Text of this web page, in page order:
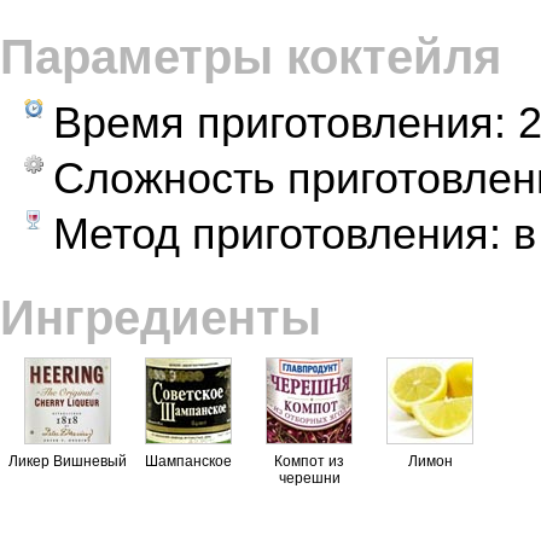
Параметры коктейля
Время приготовления:
Сложность
Метод приготовления:
Ингредиенты
Ликер Вишневый Шампанское
Компот из
черешни
Лимон